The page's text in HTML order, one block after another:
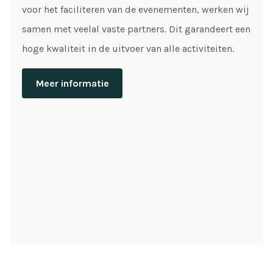
voor het faciliteren van de evenementen, werken wij
samen met veelal vaste partners. Dit garandeert een
hoge kwaliteit in de uitvoer van alle activiteiten.
Meer informatie